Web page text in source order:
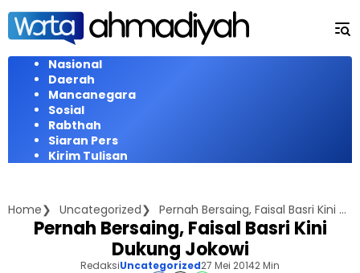
Langsung
konten
Nasional
Daerah
Mancanegara
Sosial
Rabthah
Siaran Pers
Kirim Tulisan
Home Uncategorized Pernah Bersaing, Faisal Basri Kini Dukung Jokowi
Pernah Bersaing, Faisal Basri Kini
Dukung Jokowi
RedaksiUncategorized27 Mei 20142 Min